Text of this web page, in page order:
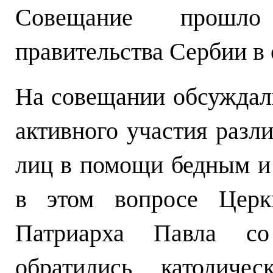
Совещание
правительства Сербии
На совещании
активного участия
лиц в помощи бедным и
в этом вопросе
Патриарха Павла
обратились